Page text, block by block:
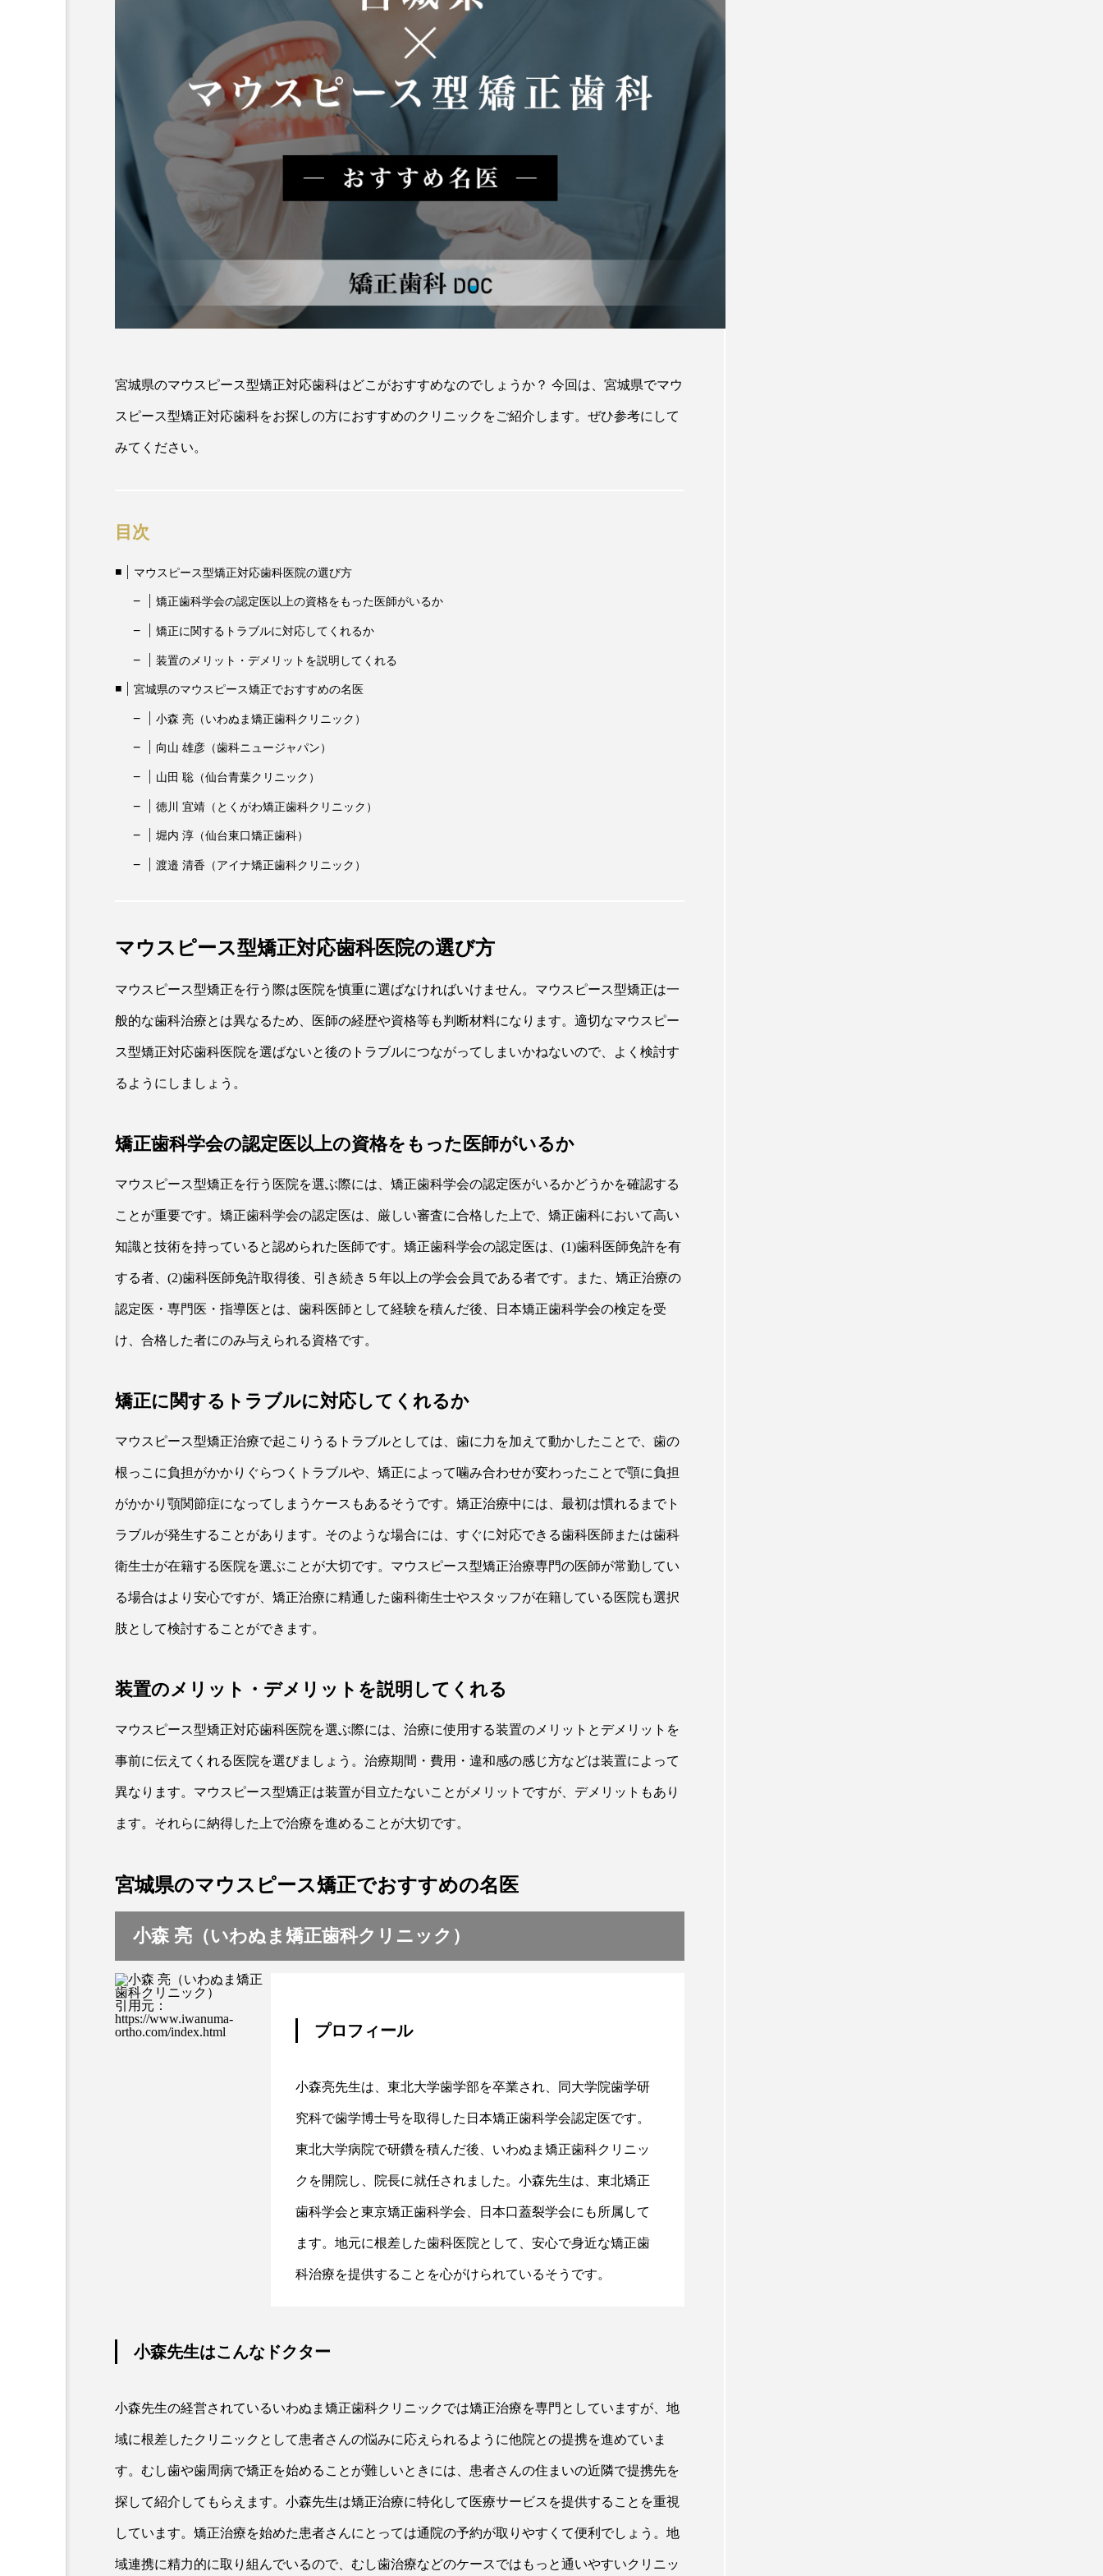
テスト用_東京都おすすめの矯正
歯科の名医28人
2026.06.12
マウスピース型矯正治療後に保
定は必要?リテーナーの装着期間
や時間、注意点も解説
2025.12.07
注目のトピック
おすすめ名医一覧 コラム マウスピース矯正 治療
宮城県のマウスピース型矯正対応歯科はどこがおすすめなのでしょうか？ 今回は、宮城県でマウ
スピース型矯正対応歯科をお探しの方におすすめのクリニックをご紹介します。ぜひ参考にして
みてください。
目次
マウスピース型矯正対応歯科医院の選び方
矯正歯科学会の認定医以上の資格をもった医師がいるか
矯正に関するトラブルに対応してくれるか
装置のメリット・デメリットを説明してくれる
宮城県のマウスピース矯正でおすすめの名医
小森 亮（いわぬま矯正歯科クリニック）
向山 雄彦（歯科ニュージャパン）
山田 聡（仙台青葉クリニック）
徳川 宜靖（とくがわ矯正歯科クリニック）
堀内 淳（仙台東口矯正歯科）
渡邉 清香（アイナ矯正歯科クリニック）
マウスピース型矯正対応歯科医院の選び方
マウスピース型矯正を行う際は医院を慎重に選ばなければいけません。マウスピース型矯正は一
般的な歯科治療とは異なるため、医師の経歴や資格等も判断材料になります。適切なマウスピー
ス型矯正対応歯科医院を選ばないと後のトラブルにつながってしまいかねないので、よく検討す
るようにしましょう。
矯正歯科学会の認定医以上の資格をもった医師がいるか
マウスピース型矯正を行う医院を選ぶ際には、矯正歯科学会の認定医がいるかどうかを確認する
ことが重要です。矯正歯科学会の認定医は、厳しい審査に合格した上で、矯正歯科において高い
知識と技術を持っていると認められた医師です。矯正歯科学会の認定医は、(1)歯科医師免許を有
する者、(2)歯科医師免許取得後、引き続き５年以上の学会会員である者です。また、矯正治療の
認定医・専門医・指導医とは、歯科医師として経験を積んだ後、日本矯正歯科学会の検定を受
け、合格した者にのみ与えられる資格です。
矯正に関するトラブルに対応してくれるか
マウスピース型矯正治療で起こりうるトラブルとしては、歯に力を加えて動かしたことで、歯の
根っこに負担がかかりぐらつくトラブルや、矯正によって噛み合わせが変わったことで顎に負担
がかかり顎関節症になってしまうケースもあるそうです。矯正治療中には、最初は慣れるまでト
ラブルが発生することがあります。そのような場合には、すぐに対応できる歯科医師または歯科
衛生士が在籍する医院を選ぶことが大切です。マウスピース型矯正治療専門の医師が常勤してい
る場合はより安心ですが、矯正治療に精通した歯科衛生士やスタッフが在籍している医院も選択
肢として検討することができます。
装置のメリット・デメリットを説明してくれる
マウスピース型矯正対応歯科医院を選ぶ際には、治療に使用する装置のメリットとデメリットを
事前に伝えてくれる医院を選びましょう。治療期間・費用・違和感の感じ方などは装置によって
異なります。マウスピース型矯正は装置が目立たないことがメリットですが、デメリットもあり
ます。それらに納得した上で治療を進めることが大切です。
宮城県のマウスピース矯正でおすすめの名医
小森 亮（いわぬま矯正歯科クリニック）
引用元：
https://www.iwanuma-
ortho.com/index.html
プロフィール
小森亮先生は、東北大学歯学部を卒業され、同大学院歯学研
究科で歯学博士号を取得した日本矯正歯科学会認定医です。
東北大学病院で研鑽を積んだ後、いわぬま矯正歯科クリニッ
クを開院し、院長に就任されました。小森先生は、東北矯正
歯科学会と東京矯正歯科学会、日本口蓋裂学会にも所属して
ます。地元に根差した歯科医院として、安心で身近な矯正歯
科治療を提供することを心がけられているそうです。
小森先生はこんなドクター
小森先生の経営されているいわぬま矯正歯科クリニックでは矯正治療を専門としていますが、地
域に根差したクリニックとして患者さんの悩みに応えられるように他院との提携を進めていま
す。むし歯や歯周病で矯正を始めることが難しいときには、患者さんの住まいの近隣で提携先を
探して紹介してもらえます。小森先生は矯正治療に特化して医療サービスを提供することを重視
しています。矯正治療を始めた患者さんにとっては通院の予約が取りやすくて便利でしょう。地
域連携に精力的に取り組んでいるので、むし歯治療などのケースではもっと通いやすいクリニッ